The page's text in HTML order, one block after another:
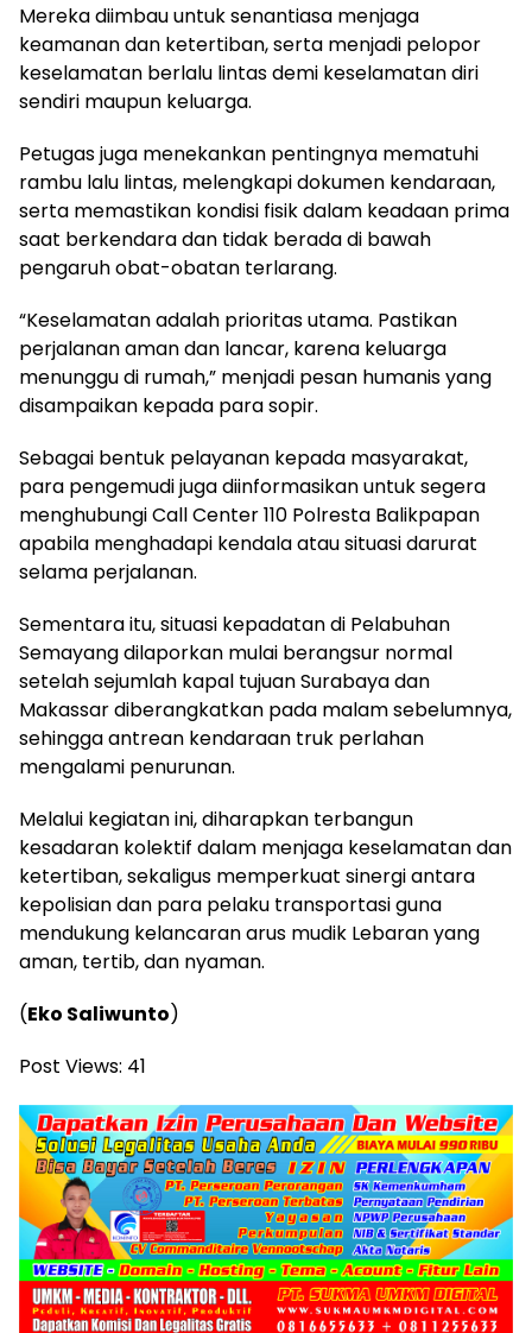
Mereka diimbau untuk senantiasa menjaga
keamanan dan ketertiban, serta menjadi pelopor
keselamatan berlalu lintas demi keselamatan diri
sendiri maupun keluarga.
Petugas juga menekankan pentingnya mematuhi
rambu lalu lintas, melengkapi dokumen kendaraan,
serta memastikan kondisi fisik dalam keadaan prima
saat berkendara dan tidak berada di bawah
pengaruh obat-obatan terlarang.
“Keselamatan adalah prioritas utama. Pastikan
perjalanan aman dan lancar, karena keluarga
menunggu di rumah,” menjadi pesan humanis yang
disampaikan kepada para sopir.
Sebagai bentuk pelayanan kepada masyarakat,
para pengemudi juga diinformasikan untuk segera
menghubungi Call Center 110 Polresta Balikpapan
apabila menghadapi kendala atau situasi darurat
selama perjalanan.
Sementara itu, situasi kepadatan di Pelabuhan
Semayang dilaporkan mulai berangsur normal
setelah sejumlah kapal tujuan Surabaya dan
Makassar diberangkatkan pada malam sebelumnya,
sehingga antrean kendaraan truk perlahan
mengalami penurunan.
Melalui kegiatan ini, diharapkan terbangun
kesadaran kolektif dalam menjaga keselamatan dan
ketertiban, sekaligus memperkuat sinergi antara
kepolisian dan para pelaku transportasi guna
mendukung kelancaran arus mudik Lebaran yang
aman, tertib, dan nyaman.
(Eko Saliwunto)
Post Views: 41